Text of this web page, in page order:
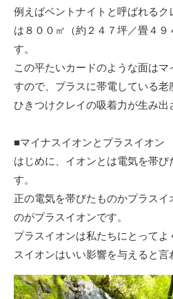
例えばベントナイトと呼ばれる
は８００㎡（約２４７坪／畳４９
す。
この平たいカードのような面はマ
すので、プラスに帯電している
ひきつけクレイの吸着力が生み出
■マイナスイオンとプラスイオン
はじめに、イオンとは電気を帯
す。
正の電気を帯びたものかプラスイ
のがプラスイオンです。
プラスイオンは私たちにとって
スイオンはいい影響を与えると言